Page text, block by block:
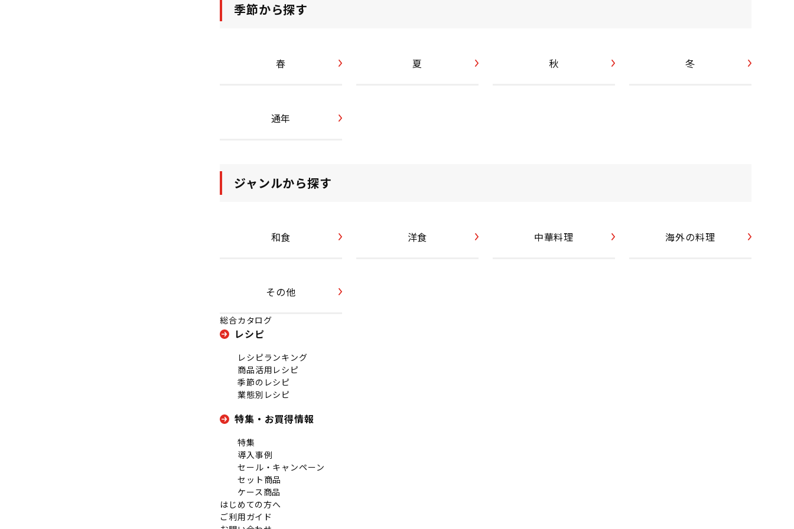
季節から探す
春 夏 秋 冬
通年
ジャンルから探す
和食 洋食 中華料理 海外の料理
その他
総合カタログ
レシピ
レシピランキング
商品活用レシピ
季節のレシピ
業態別レシピ
特集・お買得情報
特集
導入事例
セール・キャンペーン
セット商品
ケース商品
はじめての方へ
ご利用ガイド